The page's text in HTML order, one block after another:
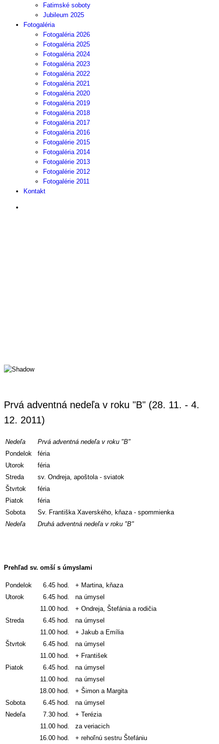
Fatimské soboty
Jubileum 2025
Fotogaléria
Fotogaléria 2026
Fotogaléria 2025
Fotogaléria 2024
Fotogaléria 2023
Fotogaléria 2022
Fotogaléria 2021
Fotogaléria 2020
Fotogaléria 2019
Fotogaléria 2018
Fotogaléria 2017
Fotogaléria 2016
Fotogalérie 2015
Fotogaléria 2014
Fotogalérie 2013
Fotogalérie 2012
Fotogalérie 2011
Kontakt
Prvá adventná nedeľa v roku "B" (28. 11. - 4.
12. 2011)
Nedeľa
Prvá adventná nedeľa v roku "B"
Pondelok
féria
Utorok
féria
Streda
sv. Ondreja, apoštola - sviatok
Štvrtok
féria
Piatok
féria
Sobota
Sv. Františka Xaverského, kňaza - spommienka
Nedeľa
Druhá adventná nedeľa v roku "B"
Prehľad sv. omší s úmyslami
Pondelok 6.45 hod.
+ Martina, kňaza
Utorok
6.45 hod.
na úmysel
11.00 hod.
+ Ondreja, Štefánia a rodičia
Streda
6.45 hod.
na úmysel
11.00 hod.
+ Jakub a Emília
Štvrtok
6.45 hod.
na úmysel
11.00 hod.
+ František
Piatok
6.45 hod.
na úmysel
11.00 hod.
na úmysel
18.00 hod.
+ Šimon a Margita
Sobota
6.45 hod.
na úmysel
Nedeľa
7.30 hod.
+ Terézia
11.00 hod.
za veriacich
16.00 hod.
+ rehoľnú sestru Štefániu